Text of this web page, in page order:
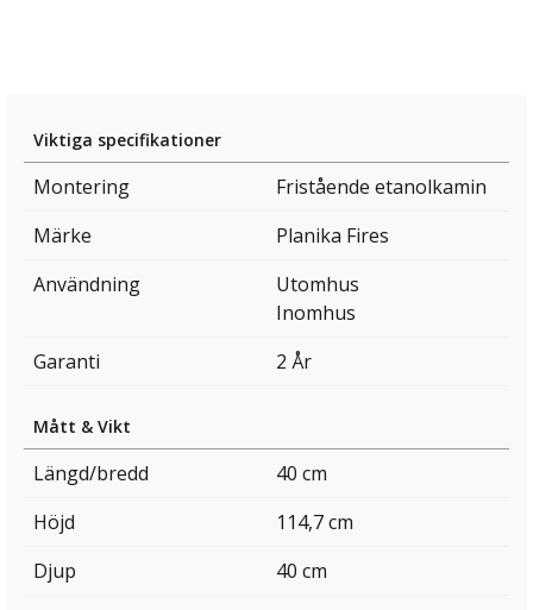
Viktiga specifikationer
Montering
Fristående etanolkamin
Märke
Planika Fires
Användning
Utomhus
Inomhus
Garanti
2 År
Mått & Vikt
Längd/bredd
40 cm
Höjd
114,7 cm
Djup
40 cm